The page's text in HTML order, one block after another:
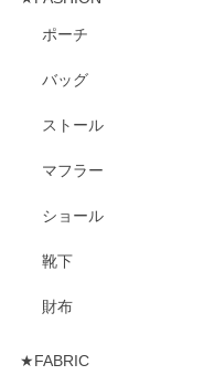
ポーチ
バッグ
ストール
マフラー
ショール
靴下
財布
★FABRIC